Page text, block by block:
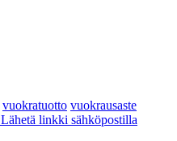
vuokratuotto vuokrausaste
Lähetä linkki sähköpostilla